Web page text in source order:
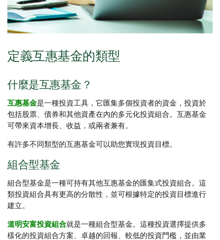
定義互惠基金的類型
什麼是互惠基金？
互惠基金是一種投資工具，它匯集多個投資者的資金，投資於
包括股票、債券和其他資產在內的多元化投資組合。互惠基金
可帶來資本增長、收益，或兩者兼有。
有許多不同類型的互惠基金可以助您實現投資目標。
組合型基金
組合型基金是一種可持有其他互惠基金的匯集式投資組合。這
類投資組合具有更高的分散性，並可根據特定的投資目標進行
建立。
道明安富投資組合就是一種組合型基金。這種投資選擇提供多
樣化的投資組合方案、卓越的回報、較低的投資門檻，並由業